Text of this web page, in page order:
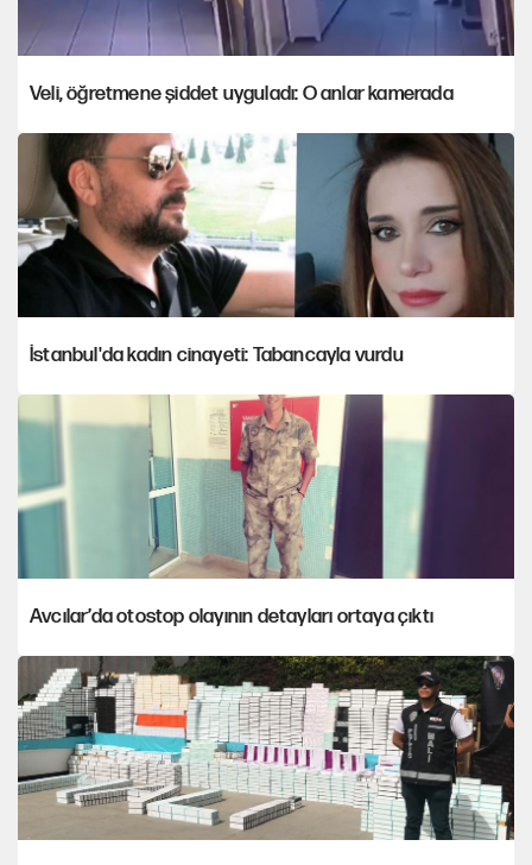
Veli, öğretmene şiddet uyguladı: O anlar kamerada
İstanbul'da kadın cinayeti: Tabancayla vurdu
Avcılar’da otostop olayının detayları ortaya çıktı